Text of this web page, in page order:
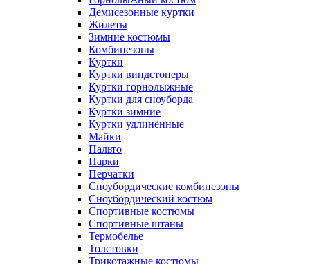
Демисезонные куртки
Жилеты
Зимние костюмы
Комбинезоны
Куртки
Куртки виндстоперы
Куртки горнолыжные
Куртки для сноуборда
Куртки зимние
Куртки удлинённые
Майки
Пальто
Парки
Перчатки
Сноубордические комбинезоны
Сноубордический костюм
Спортивные костюмы
Спортивные штаны
Термобелье
Толстовки
Трикотажные костюмы